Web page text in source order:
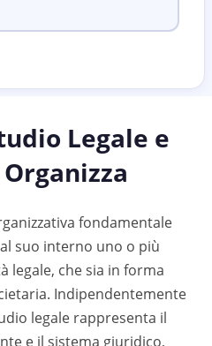
Legale e
fondamentale
suo interno uno o più
legale, che sia in forma
Indipendentemente
legale rappresenta il
e il sistema giuridico,